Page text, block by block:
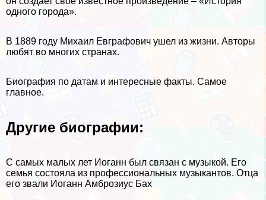
одного города».
В 1889 году Михаил Евграфович ушел из жизни. Авторы
любят во многих странах.
Биография по датам и интересные факты. Самое
главное.
Другие биографии:
С самых малых лет Иоганн был связан с музыкой. Его
семья состояла из профессиональных музыкантов. Отца
его звали Иоганн Амброзиус Бах